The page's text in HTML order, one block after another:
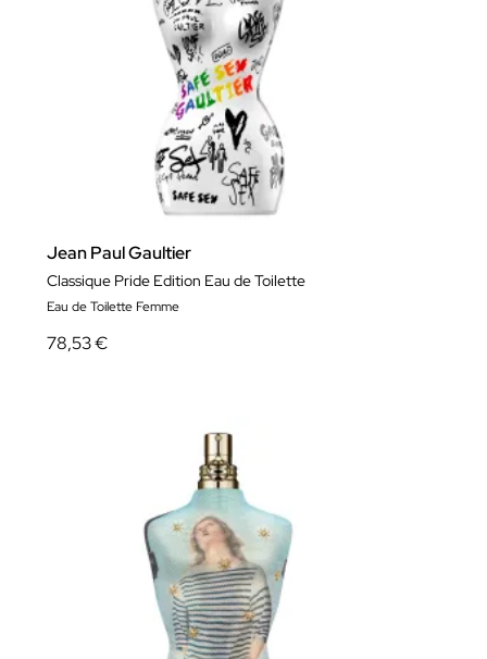
Jean Paul Gaultier
Classique Pride Edition Eau de Toilette
Eau de Toilette Femme
78,53 €